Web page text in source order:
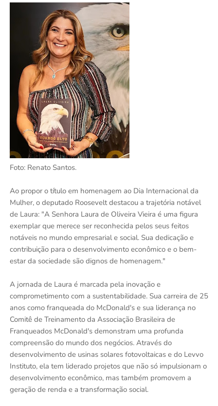
Foto: Renato Santos.
Ao propor o título em homenagem ao Dia Internacional da
Mulher, o deputado Roosevelt destacou a trajetória notável
de Laura: "A Senhora Laura de Oliveira Vieira é uma figura
exemplar que merece ser reconhecida pelos seus feitos
notáveis no mundo empresarial e social. Sua dedicação e
contribuição para o desenvolvimento econômico e o bem-
estar da sociedade são dignos de homenagem."
A jornada de Laura é marcada pela inovação e
comprometimento com a sustentabilidade. Sua carreira de 25
anos como franqueada do McDonald's e sua liderança no
Comitê de Treinamento da Associação Brasileira de
Franqueados McDonald's demonstram uma profunda
compreensão do mundo dos negócios. Através do
desenvolvimento de usinas solares fotovoltaicas e do Levvo
Instituto, ela tem liderado projetos que não só impulsionam o
desenvolvimento econômico, mas também promovem a
geração de renda e a transformação social.